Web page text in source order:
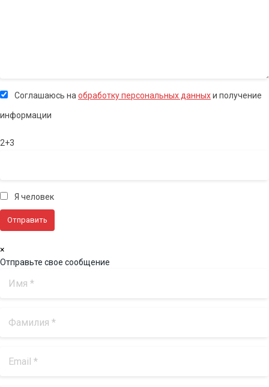
Соглашаюсь на обработку персональных данныхи получение
информации
2+3
Я человек
×
Отправьте свое сообщение